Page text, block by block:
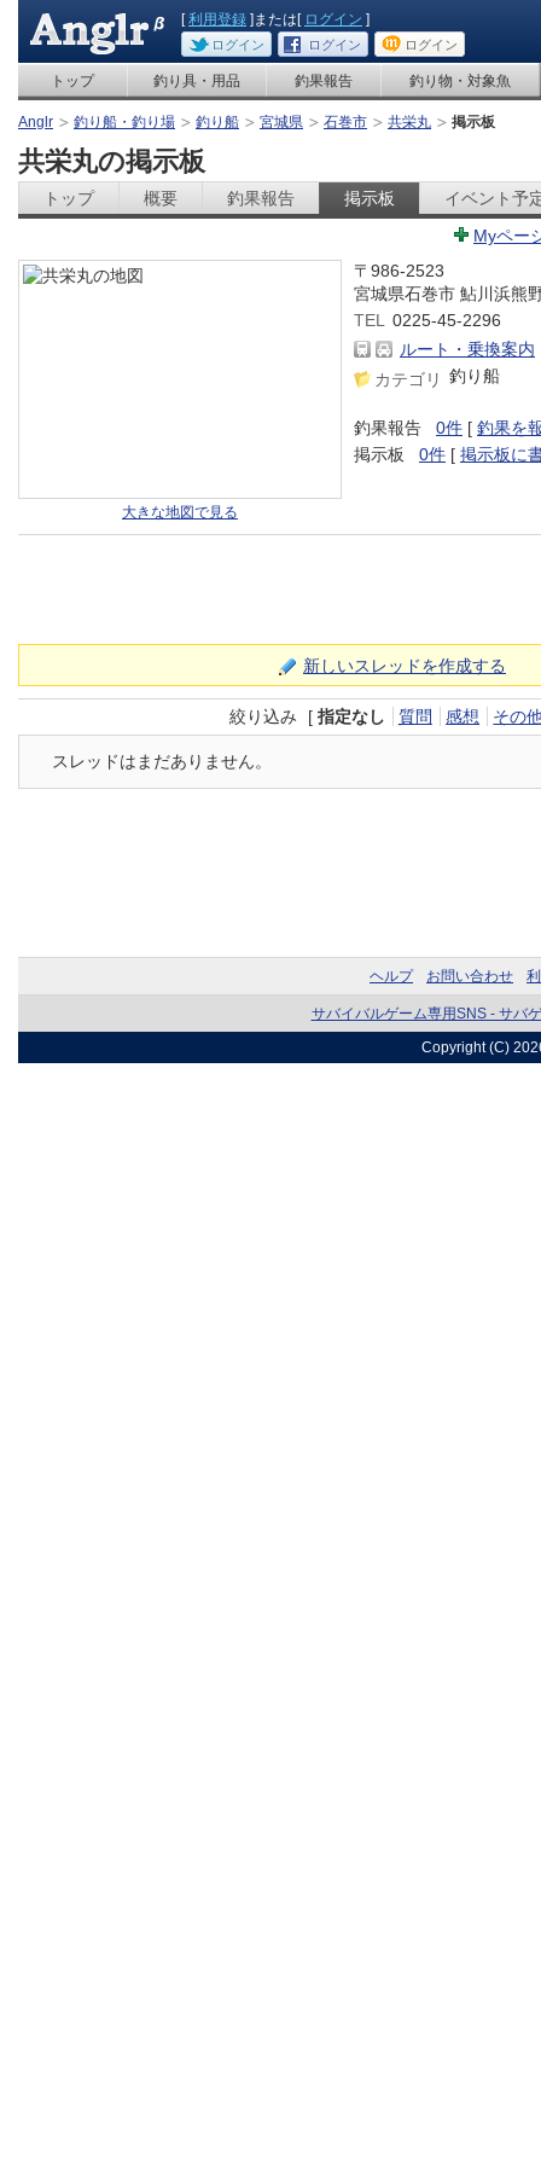
[利用登録 ]または[ ログイン ]
ログイン ログイン ログイン
トップ 釣り具・用品 釣果報告 釣り物・対象魚
Anglr 釣り船・釣り場 釣り船 宮城県 石巻市 共栄丸 掲示板
共栄丸の掲示板
トップ 概要 釣果報告 掲示板
イベント予
Myペー
大きな地図で見る
〒986-2523
宮城県石巻市 鮎川浜熊
TEL
0225-45-2296
ルート・乗換案内
カテゴリ 釣り船
釣果報告 0件 [ 釣果を
掲示板
0件 [ 掲示板に
新しいスレッドを作成する
絞り込み [ 指定なし 質問 感想 その
スレッドはまだありません。
ヘルプ お問い合わせ
サバイバルゲーム専用SNS - サバ
Copyright (C)